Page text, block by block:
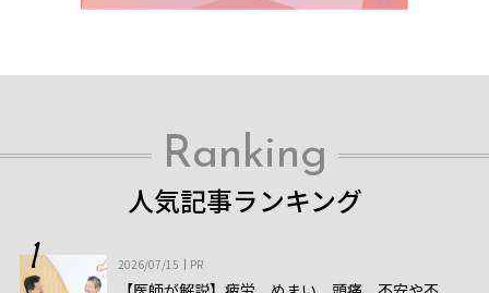
Ranking
人気記事ランキング
2026/07/15 PR